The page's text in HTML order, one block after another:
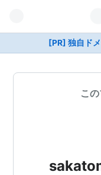
[PR] 独自ド
こ